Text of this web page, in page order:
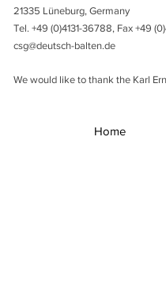
21335 Lüneburg, Germany
Tel. +49 (0)4131-36788, Fax +49
csg@deutsch-balten.de
We would like to thank the Karl
Home